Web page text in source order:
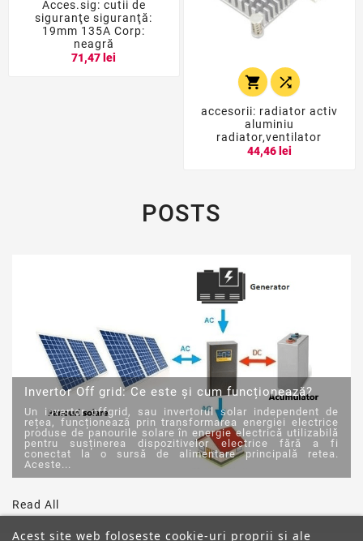
Acces.sig: cutii de
siguranţe siguranţă:
19mm 135A Corp:
neagră
71,47 lei
 
accesorii: radiator activ
aluminiu
radiator,ventilator
44,46 lei
POSTS
Invertor Off grid: Ce este și cum funcționează?
Un invertor offgrid, sau invertorul solar independent de
rețea, funcționează prin transformarea energiei electrice
produse de panourile solare în energie electrică utilizabilă
pentru susținerea dispozitivelor electrice fără a fi
conectat la o sursă de alimentare principală retea.
Aceste...
Read All
Acest site web folosește cookie-uri proprii și ale